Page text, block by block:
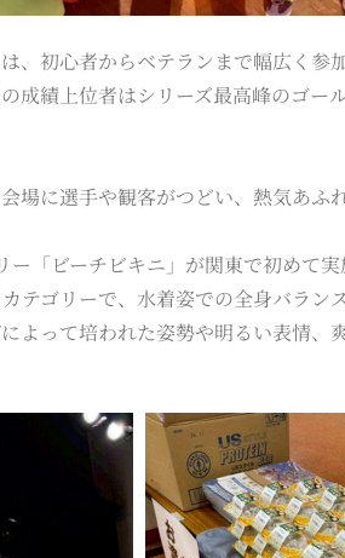
、初心者からベテランまで幅広く参
成績上位者はシリーズ最高峰のゴー
場に選手や観客がつどい、熱気あふ
「ビーチビキニ」が関東で初めて
テゴリーで、水着姿での全身バラン
よって培われた姿勢や明るい表情、